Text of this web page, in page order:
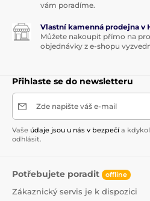
vám poradíme.
Vlastní kamenná prodejna v
Můžete nakoupit přímo na
objednávky z e-shopu
Přihlaste se do newsletteru
Zde napište váš e-mail
Vaše údaje jsou u nás v bezpečí a
odhlásit.
Potřebujete poradit offline
Zákaznický servis je k dispozici